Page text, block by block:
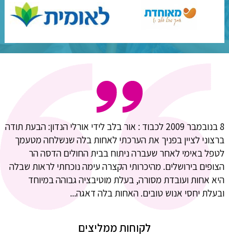
8 בנובמבר 2009 לכבוד : אור בלב לידי אורלי הנדון: הבעת תודה
ברצוני לציין בפניך את הערכתי לאחות בלה שנשלחה מטעמך
לטפל באימי לאחר שעברה ניתוח בבית החולים הדסה הר
הצופים בירושלים. מהיכרותי הקצרה עימה נוכחתי לראות שבלה
היא אחות ועובדת מסורה, בעלת מוטיבציה גבוהה במיוחד
ובעלת יחסי אנוש טובים. האחות בלה דאגה...
לקוחות ממליצים